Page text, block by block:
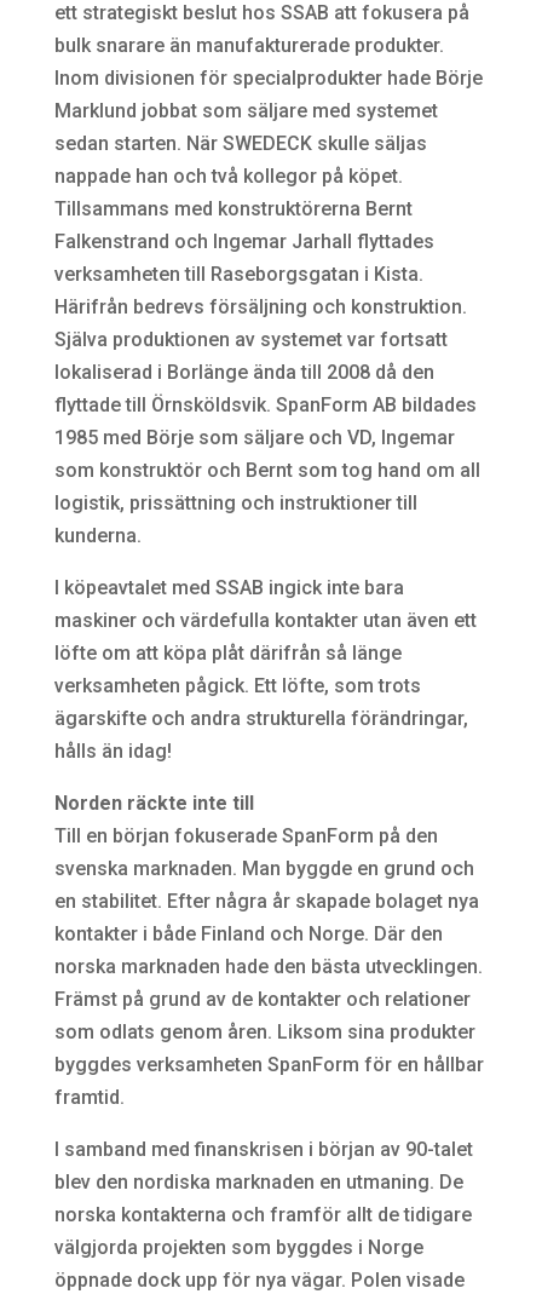
ett strategiskt beslut hos SSAB att fokusera på
bulk snarare än manufakturerade produkter.
Inom divisionen för specialprodukter hade Börje
Marklund jobbat som säljare med systemet
sedan starten. När SWEDECK skulle säljas
nappade han och två kollegor på köpet.
Tillsammans med konstruktörerna Bernt
Falkenstrand och Ingemar Jarhall flyttades
verksamheten till Raseborgsgatan i Kista.
Härifrån bedrevs försäljning och konstruktion.
Själva produktionen av systemet var fortsatt
lokaliserad i Borlänge ända till 2008 då den
flyttade till Örnsköldsvik. SpanForm AB bildades
1985 med Börje som säljare och VD, Ingemar
som konstruktör och Bernt som tog hand om all
logistik, prissättning och instruktioner till
kunderna.
I köpeavtalet med SSAB ingick inte bara
maskiner och värdefulla kontakter utan även ett
löfte om att köpa plåt därifrån så länge
verksamheten pågick. Ett löfte, som trots
ägarskifte och andra strukturella förändringar,
hålls än idag!
Norden räckte inte till
Till en början fokuserade SpanForm på den
svenska marknaden. Man byggde en grund och
en stabilitet. Efter några år skapade bolaget nya
kontakter i både Finland och Norge. Där den
norska marknaden hade den bästa utvecklingen.
Främst på grund av de kontakter och relationer
som odlats genom åren. Liksom sina produkter
byggdes verksamheten SpanForm för en hållbar
framtid.
I samband med finanskrisen i början av 90-talet
blev den nordiska marknaden en utmaning. De
norska kontakterna och framför allt de tidigare
välgjorda projekten som byggdes i Norge
öppnade dock upp för nya vägar. Polen visade